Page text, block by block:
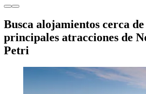
Busca alojamientos cerca de
principales atracciones de
Petri